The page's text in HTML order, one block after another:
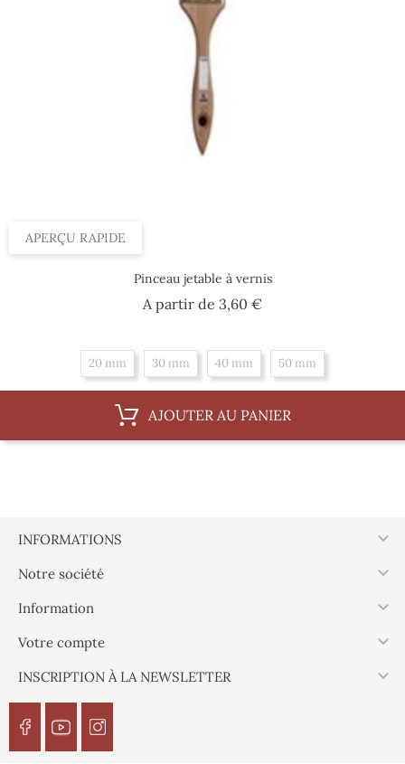
APERÇU RAPIDE
Pinceau jetable à vernis
A partir de 3,60 €Prix
20 mm 30 mm 40 mm 50 mm
AJOUTER AU PANIER
INFORMATIONS 
Notre société 
Information 
Votre compte 
INSCRIPTION À LA NEWSLETTER 